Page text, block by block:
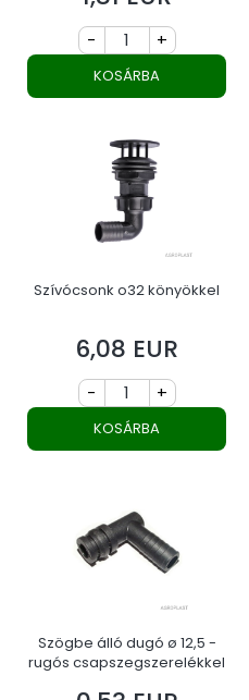
- +
KOSÁRBA
Szívócsonk o32 könyökkel
Ár
6,08 EUR
- +
KOSÁRBA
Szögbe álló dugó ø 12,5 -
rugós csapszegszerelékkel